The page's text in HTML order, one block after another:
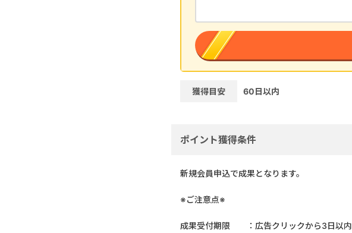
獲得目安 60日以内
ポイント獲得条件
新規会員申込で成果となります。
※ご注意点※
成果受付期限 ：広告クリックから3日以内